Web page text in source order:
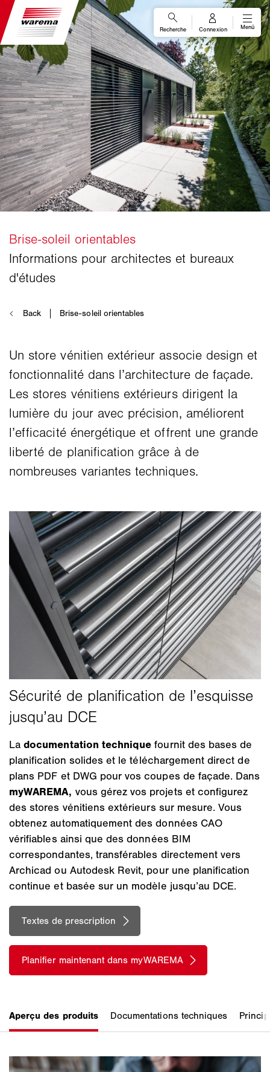
Un store vénitien extérieur associe design et
fonctionnalité dans l’architecture de façade.
Les stores vénitiens extérieurs dirigent la
lumière du jour avec précision, améliorent
l’efficacité énergétique et offrent une grande
liberté de planification grâce à de
nombreuses variantes techniques.
Ladocumentation techniquefournit des bases de
planification solides et le téléchargement direct de
plans PDF et DWG pour vos coupes de façade. Dans
myWAREMA, vous gérez vos projets et configurez
des stores vénitiens extérieurs sur mesure. Vous
obtenez automatiquement des données CAO
vérifiables ainsi que des données BIM
correspondantes, transférables directement vers
Archicad ou Autodesk Revit, pour une planification
continue et basée sur un modèle jusqu’au DCE.